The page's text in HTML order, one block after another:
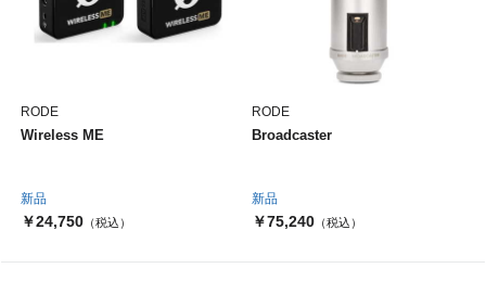
新品
RODE
Wireless ME
￥24,750 （税込）
新品
RODE
Broadcaster
￥75,240（税込）